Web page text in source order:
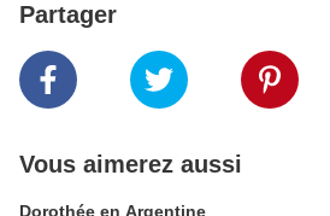
Partager
Vous aimerez aussi
Dorothée en Argentine